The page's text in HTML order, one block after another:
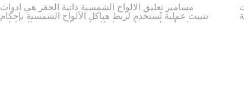
مسامير تعليق الألواح الشمسية ذاتية الحفر هي أدوات
تثبيت عملية تُستخدم لربط هياكل الألواح الشمسية بإحكام